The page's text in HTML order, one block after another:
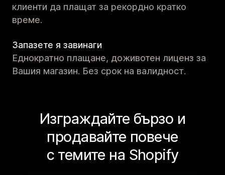
клиенти да плащат за рекордно кратко
време.
Запазете я завинаги
Еднократно плащане, доживотен лиценз за
Вашия магазин. Без срок на валидност.
Изграждайте бързо и
продавайте повече
с темите на Shopify